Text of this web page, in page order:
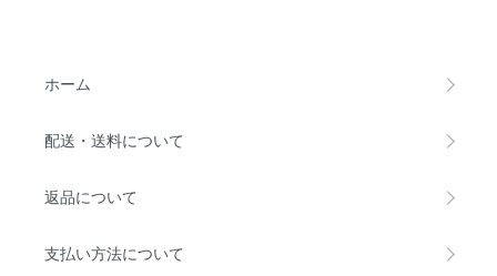
ホーム
配送・送料について
返品について
支払い方法について